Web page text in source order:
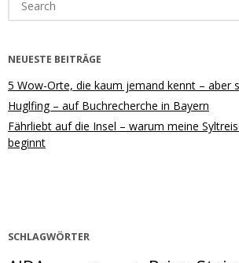
for:
NEUESTE BEITRÄGE
5 Wow-Orte, die kaum jemand kennt – aber
Huglfing – auf Buchrecherche in Bayern
Fährliebt auf die Insel – warum meine
beginnt
SCHLAGWÖRTER